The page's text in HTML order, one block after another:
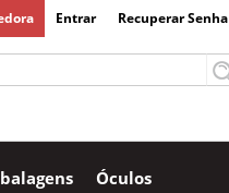
Entrar Recuperar Senha
Óculos